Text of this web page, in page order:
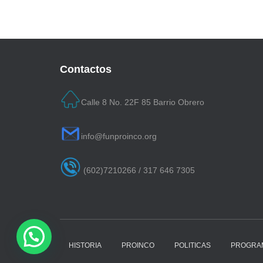
Contactos
Calle 8 No. 22F 85 Barrio Obrero
info@funproinco.org
(602)7210266 / 317 646 7305
HISTORIA PROINCO POLITICAS